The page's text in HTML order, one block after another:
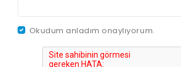
Okudum anladım onaylıyorum.